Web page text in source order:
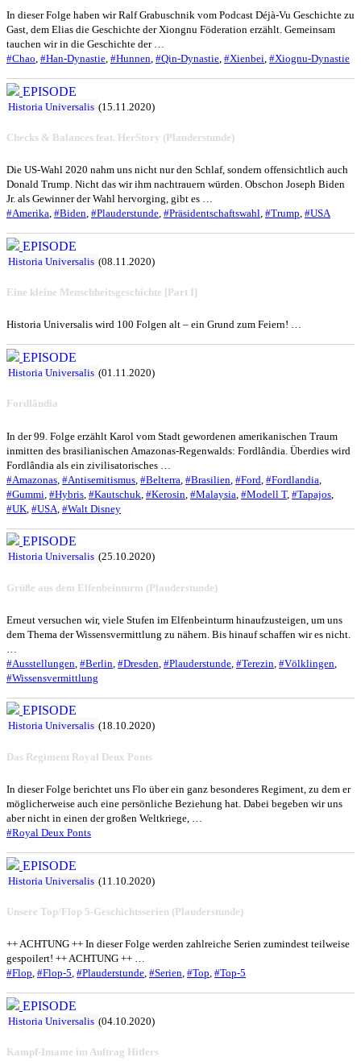
In dieser Folge haben wir Ralf Grabuschnik vom Podcast Déjà-Vu Geschichte zu
Gast, dem Elias die Geschichte der Xiongnu Föderation erzählt. Gemeinsam
tauchen wir in die Geschichte der …
#Chao, #Han-Dynastie, #Hunnen, #Qin-Dynastie, #Xienbei, #Xiognu-Dynastie
EPISODE
Historia Universalis (15.11.2020)
Checks & Balances feat. HerStory (Plauderstunde)
Die US-Wahl 2020 nahm uns nicht nur den Schlaf, sondern offensichtlich auch
Donald Trump. Nicht das wir ihm nachtrauern würden. Obschon Joseph Biden
Jr. als Gewinner der Wahl hervorging, gibt es …
#Amerika, #Biden, #Plauderstunde, #Präsidentschaftswahl, #Trump, #USA
EPISODE
Historia Universalis (08.11.2020)
Eine kleine Menschheitsgeschichte [Part I]
Historia Universalis wird 100 Folgen alt – ein Grund zum Feiern! …
EPISODE
Historia Universalis (01.11.2020)
Fordlândia
In der 99. Folge erzählt Karol vom Stadt gewordenen amerikanischen Traum
inmitten des brasilianischen Amazonas-Regenwalds: Fordlândia. Überdies wird
Fordlândia als ein zivilisatorisches …
#Amazonas #Antisemitismus #Belterra #Brasilien #Ford #Fordlandia
#Gummi #Hybris #Kautschuk #Kerosin #Malaysia #Modell T, #Tapajos
#UK #USA #Walt Disney
EPISODE
Historia Universalis (25.10.2020)
Grüße aus dem Elfenbeinturm (Plauderstunde)
Erneut versuchen wir, viele Stufen im Elfenbeinturm hinaufzusteigen, um uns
dem Thema der Wissensvermittlung zu nähern. Bis hinauf schaffen wir es nicht.
#Ausstellungen #Berlin #Dresden #Plauderstunde #Terezin #Völklingen
#Wissensvermittlung
EPISODE
Historia Universalis (18.10.2020)
Das Regiment Royal Deux Ponts
In dieser Folge berichtet uns Flo über ein ganz besonderes Regiment, zu dem er
möglicherweise auch eine persönliche Beziehung hat. Dabei begeben wir uns
aber nicht in einen der großen Weltkriege, …
#Royal Deux Ponts
EPISODE
Historia Universalis (11.10.2020)
Unsere Top/Flop 5-Geschichtsserien (Plauderstunde)
++ ACHTUNG ++ In dieser Folge werden zahlreiche Serien zumindest teilweise
gespoilert! ++ ACHTUNG ++ …
#Flop #Flop-5 #Plauderstunde #Serien #Top #Top-5
EPISODE
Historia Universalis (04.10.2020)
Kampf-Imame im Auftrag Hitlers